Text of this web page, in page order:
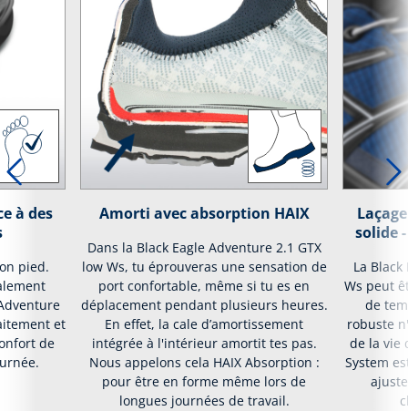
à des
pied.
et
de
Amorti avec absorption HAIX
Dans la Black Eagle Adventure 2.1 GTX
low Ws, tu éprouveras une sensation de
port confortable, même si tu es en
déplacement pendant plusieurs heures.
En effet, la cale d’amortissement
intégrée à l'intérieur amortit tes pas.
Nous appelons cela HAIX Absorption :
pour être en forme même lors de
longues journées de travail.
solide
La
Ws peut
de
robuste
de la vie
System